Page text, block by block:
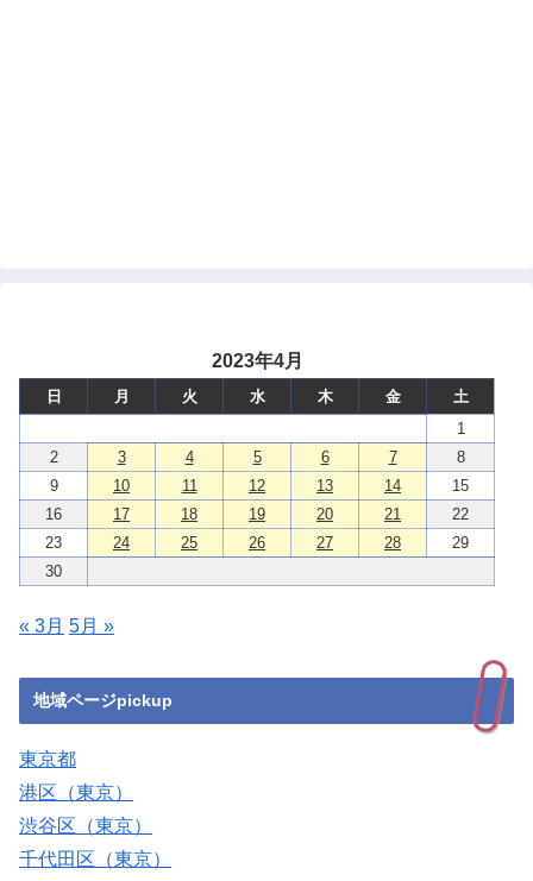
2023年4月
日 月 火 水 木 金
土
1
2
3 4 5 6 7
8
9
10 11 12 13 14
15
16
17 18 19 20 21
22
23
24 25 26 27 28
29
30
« 3月 5月 »
地域ページpickup
東京都
港区（東京）
渋谷区（東京）
千代田区（東京）